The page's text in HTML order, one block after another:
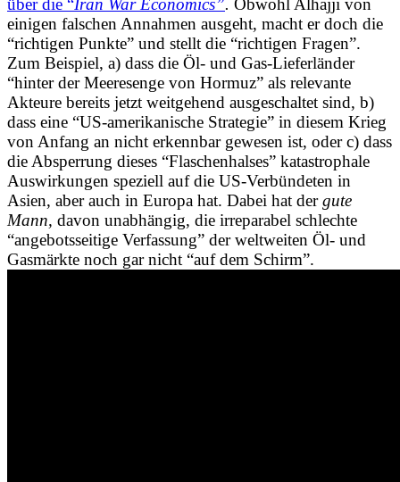
über die “Iran War Economics”. Obwohl Alhajji von
einigen falschen Annahmen ausgeht, macht er doch die
“richtigen Punkte” und stellt die “richtigen Fragen”.
Zum Beispiel, a) dass die Öl- und Gas-Lieferländer
“hinter der Meeresenge von Hormuz” als relevante
Akteure bereits jetzt weitgehend ausgeschaltet sind, b)
dass eine “US-amerikanische Strategie” in diesem Krieg
von Anfang an nicht erkennbar gewesen ist, oder c) dass
die Absperrung dieses “Flaschenhalses” katastrophale
Auswirkungen speziell auf die US-Verbündeten in
Asien, aber auch in Europa hat. Dabei hat dergute
Mann, davon unabhängig, die irreparabel schlechte
“angebotsseitige Verfassung” der weltweiten Öl- und
Gasmärkte noch gar nicht “auf dem Schirm”.